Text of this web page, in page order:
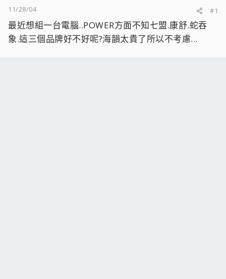
11/28/04
#1
最近想組一台電腦..POWER方面不知七盟.康舒.蛇吞
象.這三個品牌好不好呢?海韻太貴了所以不考慮...